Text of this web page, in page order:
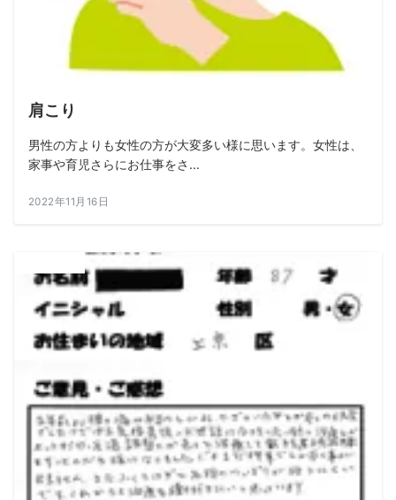
肩こり
男性の方よりも女性の方が大変多い様に思います。女性は、
家事や育児さらにお仕事をさ...
2022年11月16日